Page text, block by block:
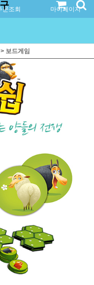
문조회 마이페이지
> 보드게임